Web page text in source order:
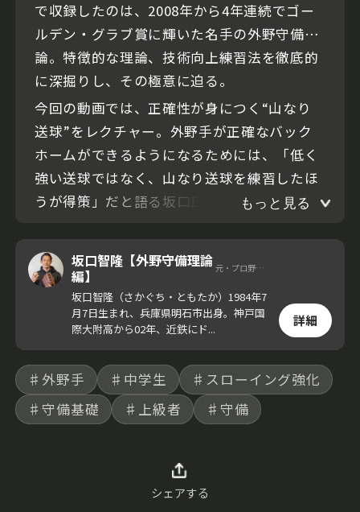
で収録したのは、2008年から4年連続でゴー
ルデン・グラブ賞に輝いた名手の外野守備
論。特徴的な理論、技術向上練習法を徹底的
に深掘りし、その極意に迫る。
今回の動画では、正確性が身につく“山なり
送球”をレクチャー。外野手が正確なバック
ホームができるようになるためには、「低く
強い送球ではなく、山なり送球を練習したほ
うが得策」だと語る坂口氏。その真意とは？
もっと見る
坂口智隆【外野守備理論
編】
元・プロ野球選手
坂口智隆（さかぐち・ともたか）1984年7
月7日生まれ、兵庫県明石市出身。神戸国
際大附高から02年、近鉄にド...
詳細
♯外野手 ♯中学生
♯スローイング強化
♯守備基礎
♯上級者 ♯守備
シェアする